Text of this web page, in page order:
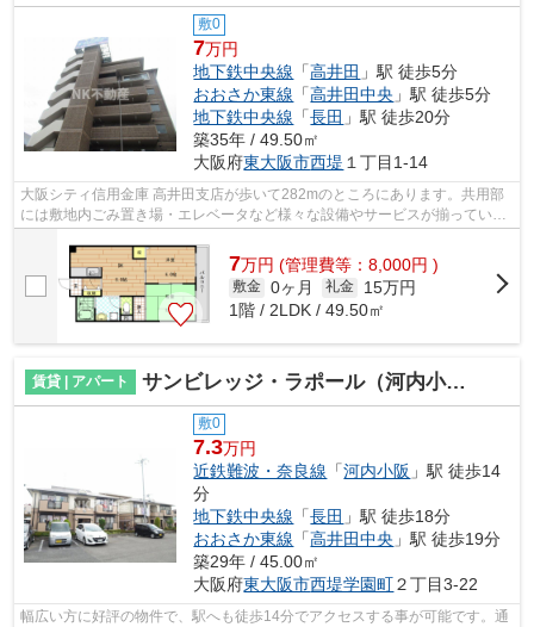
敷0
7万円
地下鉄中央線 「高井田 」駅 徒歩5分
おおさか東線 「高井田中央 」駅 徒歩5分
地下鉄中央線 「長田 」駅 徒歩20分
築35年 / 49.50㎡
大阪府東大阪市西堤 １丁目1-14
大阪シティ信用金庫 高井田支店が歩いて282mのところにあります。共用部
には敷地内ごみ置き場・エレベータなど様々な設備やサービスが揃っている
7万円 (管理費等：8,000円 )
敷金 0ヶ月 礼金
15万円
1階 / 2LDK / 49.50㎡
賃貸 | アパート サンビレッジ・ラポール（河内小阪賃貸）
敷0
7.3万円
近鉄難波・奈良線 「河内小阪 」駅 徒歩14
分
地下鉄中央線 「長田 」駅 徒歩18分
おおさか東線 「高井田中央 」駅 徒歩19分
築29年 / 45.00㎡
大阪府東大阪市西堤学園町２丁目3-22
幅広い方に好評の物件で、駅へも徒歩14分でアクセスする事が可能です。通